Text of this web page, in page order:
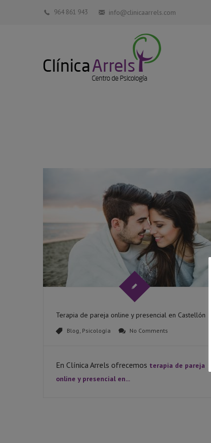
964 861 943 info@clinicaarrels.com
Terapia de pareja online y presencial en Castellón
Blog, Psicología No Comments
En Clínica Arrels ofrecemos terapia de pareja
online y presencial en...